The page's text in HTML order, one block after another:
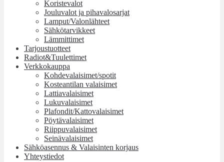
Koristevalot
Jouluvalot ja pihavalosarjat
Lamput/Valonlähteet
Sähkötarvikkeet
Lämmittimet
Tarjoustuotteet
Radiot&Tuulettimet
Verkkokauppa
Kohdevalaisimet/spotit
Kosteantilan valaisimet
Lattiavalaisimet
Lukuvalaisimet
Plafondit/Kattovalaisimet
Pöytävalaisimet
Riippuvalaisimet
Seinävalaisimet
Sähköasennus & Valaisinten korjaus
Yhteystiedot